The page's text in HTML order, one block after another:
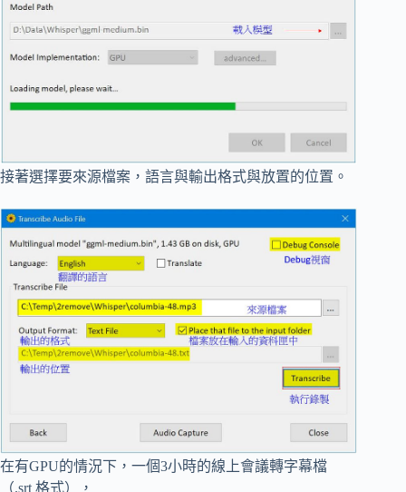
接著選擇要來源檔案，語言與輸出格式與放置的位置。
在有GPU的情況下，一個3小時的線上會議轉字幕檔
（.srt 格式），